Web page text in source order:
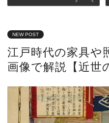
NEW POST
江戸時代の家具や
画像で解説【近世